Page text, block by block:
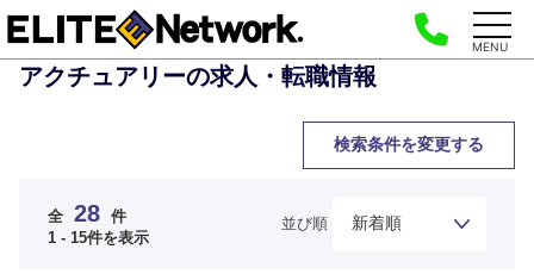
MENU
アクチュアリーの求人・転職情報
検索条件を変更する
全 28 件
1 - 15件を表示
並び順